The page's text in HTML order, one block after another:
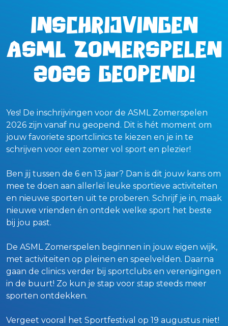
Inschrijvingen
ASML Zomerspelen
2026 geopend!
Yes! De inschrijvingen voor de ASML Zomerspelen
2026 zijn vanaf nu geopend. Dit is hét moment om
jouw favoriete sportclinics te kiezen en je in te
schrijven voor een zomer vol sport en plezier!
Ben jij tussen de 6 en 13 jaar? Dan is dit jouw kans om
mee te doen aan allerlei leuke sportieve activiteiten
en nieuwe sporten uit te proberen. Schrijf je in, maak
nieuwe vrienden én ontdek welke sport het beste
bij jou past.
De ASML Zomerspelen beginnen in jouw eigen wijk,
met activiteiten op pleinen en speelvelden. Daarna
gaan de clinics verder bij sportclubs en verenigingen
in de buurt! Zo kun je stap voor stap steeds meer
sporten ontdekken.
Vergeet vooral het Sportfestival op 19 augustus niet!